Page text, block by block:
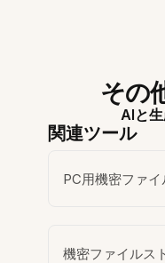
その
AIと
関連ツール
PC用機密ファ
機密ファイルス